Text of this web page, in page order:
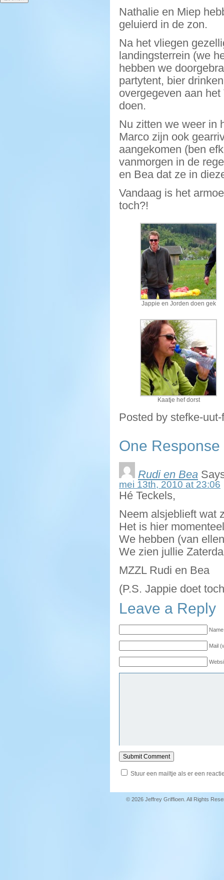
Nathalie en Miep
geluierd in de zon.
Na het vliegen
landingsterrein (we
hebben we
partytent, bier
overgegeven aan
doen.
Nu zitten we weer in
Marco zijn ook
aangekomen (ben
vanmorgen in de
en Bea dat ze in
Vandaag is het
toch?!
Jappie en Jorden doen gek
Kaatje hef dorst
Posted by stefke-
One Response
Rudi en Bea
mei 13th, 2010 at 23:06
Hé Teckels,
Neem alsjeblieft wat
Het is hier
We hebben (van
We zien jullie
MZZL Rudi en Bea
(P.S. Jappie doet
Leave a Reply
Mail
Stuur een mailtje als er een
© 2026 Jeffrey Griffioen. All Rights